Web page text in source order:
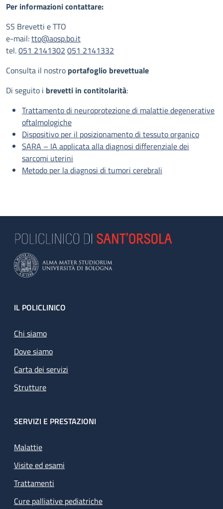
Per informazioni contattare:
SS Brevetti e TTO
e-mail:tto@aosp.bo.it
tel.051 2141302 051 2141332
Consulta il nostro portafoglio brevettuale
Di seguito i brevetti in contitolarità:
Trattamento di neuroprotezione di malattie degenerative
oftalmologiche
Dispositivo per il posizionamento di tessuto organico
SARA – IA applicata alla diagnosi differenziale dei
sarcomi uterini
Metodo per la diagnosi di tumori cerebrali
Footer
IL POLICLINICO
Chi siamo
Dove siamo
Carta dei servizi
Strutture
SERVIZI E PRESTAZIONI
Malattie
Visite ed esami
Trattamenti
Cure palliative pediatriche